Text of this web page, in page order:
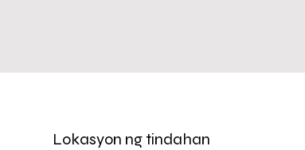
Lokasyon ng tindahan